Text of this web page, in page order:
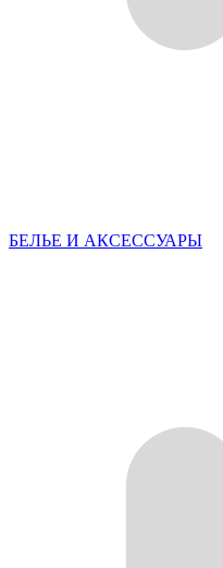
БЕЛЬЕ И АКСЕССУАРЫ